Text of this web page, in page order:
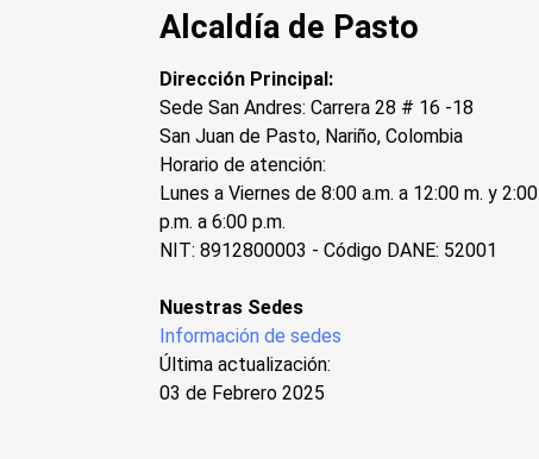
Alcaldía de Pasto
Dirección Principal:
Sede San Andres: Carrera 28 # 16 -18
San Juan de Pasto, Nariño, Colombia
Horario de atención:
Lunes a Viernes de 8:00 a.m. a 12:00 m. y 2:00
p.m. a 6:00 p.m.
NIT: 8912800003 - Código DANE: 52001
Nuestras Sedes
Información de sedes
Última actualización:
03 de Febrero 2025